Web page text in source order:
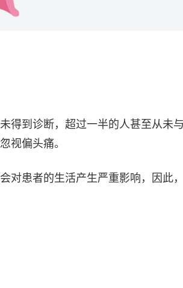
得到诊断，超过一半的人甚至从未
视偏头痛。
对患者的生活产生严重影响，因此